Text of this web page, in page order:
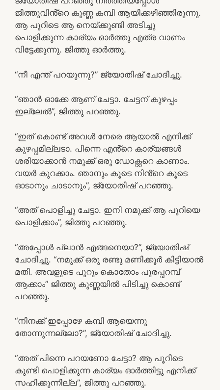
ജിത്തുവിൻ്റെ കുണ്ണ കമ്പി ആയിക്കഴിഞ്ഞിരുന്നു.
ആ പൂറീടെ ആ നെയ്ക്കുണ്ടി അടിച്ചു
പൊളിക്കുന്ന കാര്യം ഓർത്തു എത്ര വാണം
വിട്ടേക്കുന്നു. ജിത്തു ഓർത്തു.
“നീ എന്ത് പറയുന്നു?” ജ്യോതിഷ് ചോദിച്ചു.
“ഞാൻ ഓക്കേ ആണ് ചേട്ടാ. ചേട്ടന് കുഴപ്പം
ഇല്ലേൽ”, ജിത്തു പറഞ്ഞു.
“ഇത് കൊണ്ട് അവൾ നേരെ ആയാൽ എനിക്ക്
കുഴപ്പമില്ലടാ. പിന്നെ എൻ്റെ കാര്യങ്ങൾ
ശരിയാക്കാൻ നമുക്ക് ഒരു ഡോക്റ്ററെ കാണാം.
വയർ കുറക്കാം. ഞാനും കൂടെ നിൻ്റെ കൂടെ
ഓടാനും ചാടാനും”, ജ്യോതിഷ് പറഞ്ഞു.
“അത് പൊളിച്ചു ചേട്ടാ. ഇനി നമുക്ക് ആ പൂറിയെ
പൊളിക്കാം”, ജിത്തു പറഞ്ഞു.
“അപ്പോൾ പ്ലാൻ എങ്ങനെയാ?”, ജ്യോതിഷ്
ചോദിച്ചു. “നമുക്ക് ഒരു രണ്ടു മണിക്കൂർ കിട്ടിയാൽ
മതി. അവളുടെ പൂറും കൊതോം പൂരപ്പറമ്പ്
ആക്കാം” ജിത്തു കുണ്ണയിൽ പിടിച്ചു കൊണ്ട്
പറഞ്ഞു.
“നിനക്ക് ഇപ്പോഴേ കമ്പി ആയെന്നു
തോന്നുന്നല്ലോ?”, ജ്യോതിഷ് ചോദിച്ചു.
“അത് പിന്നെ പറയണോ ചേട്ടാ? ആ പൂറീടെ
കുണ്ടി പൊളിക്കുന്ന കാര്യം ഓർത്തിട്ടു എനിക്ക്
സഹിക്കുന്നില്ല”, ജിത്തു പറഞ്ഞു.